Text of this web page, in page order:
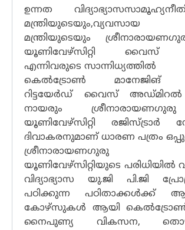
ഉന്നത
മന്ത്രിയുടെയും
യൂണിവേഴ്സിറ്റി വൈസ്
എന്നിവരുടെ സാന്നിധ്യത്തിൽ
കെൽട്രോൺ മാനേജിങ്
റിട്ടയേർഡ് വൈസ് അഡ്മിറൽ
നായരും
യൂണിവേഴ്സിറ്റി രജിസ്ട്രാർ
ദിവാകരനുമാണ് ധാരണ പത്രം
ശ്രീനാരായണഗുരു
യൂണിവേഴ്സിറ്റിയുടെ പരിധിയിൽ
വിദ്യാഭ്യാസ യു.ജി പി.ജി
പഠിക്കുന്ന
കോഴ്സുകൾ ആയി കെൽട്രോൺ
നൈപുണ്യ വികസന,